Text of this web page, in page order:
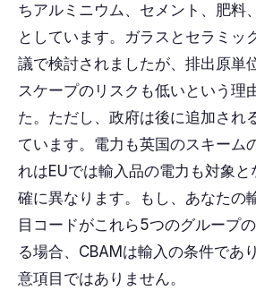
ちアルミニウム、セメント、肥料
としています。ガラスとセラミッ
議で検討されましたが、排出原単
スケープのリスクも低いという理
た。ただし、政府は後に追加され
ています。電力も英国のスキーム
れはEUでは輸入品の電力も対象と
確に異なります。もし、あなたの
目コードがこれら5つのグループ
る場合、CBAMは輸入の条件であ
意項目ではありません。